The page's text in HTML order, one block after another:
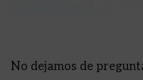
No dejamos de